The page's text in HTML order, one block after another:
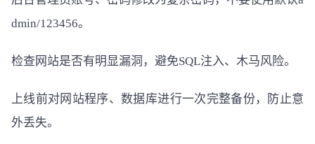
dmin/123456。
检查网站是否有明显漏洞，避免SQL注入、木马风险。
上线前对网站程序、数据库进行一次完整备份，防止意
外丢失。